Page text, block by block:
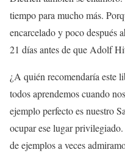
tiempo para mucho más.
encarcelado y poco después
21 días antes de que Adolf
¿A quién recomendaría este
todos aprendemos cuando
ejemplo perfecto es nuestro
ocupar ese lugar
de ejemplos a veces